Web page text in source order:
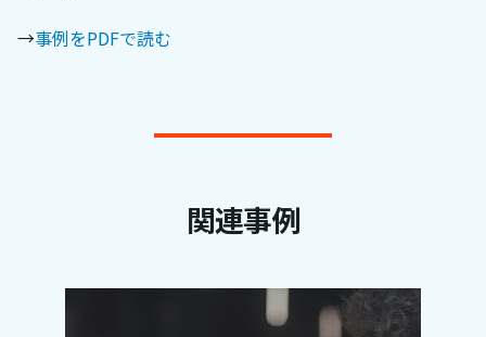
→事例をPDFで読む
関連事例